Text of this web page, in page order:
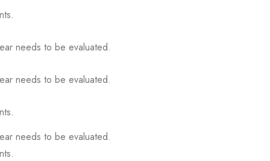
needs to be evaluated.
needs to be evaluated.
needs to be evaluated.